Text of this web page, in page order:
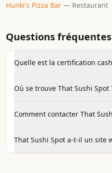
Hunki's Pizza Bar — Restaurant
Questions fréquentes
Quelle est la certification
Où se trouve That Sushi Spot
Comment contacter That
That Sushi Spot a-t-il un site